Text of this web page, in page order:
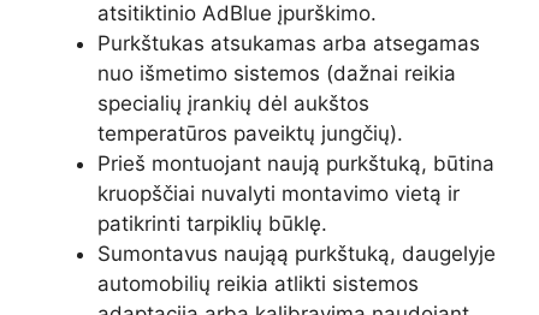
atsitiktinio AdBlue įpurškimo.
Purkštukas atsukamas arba atsegamas
nuo išmetimo sistemos (dažnai reikia
specialių įrankių dėl aukštos
temperatūros paveiktų jungčių).
Prieš montuojant naują purkštuką, būtina
kruopščiai nuvalyti montavimo vietą ir
patikrinti tarpiklių būklę.
Sumontavus naująą purkštuką, daugelyje
automobilių reikia atlikti sistemos